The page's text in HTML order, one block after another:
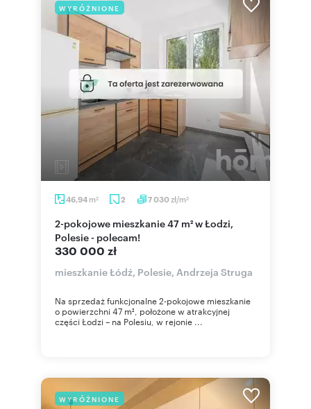
WYRÓŻNIONE
46,94 m2 2 7 030zł/m2
2-pokojowe mieszkanie 47 m² w Łodzi,
Polesie - polecam!
330 000 zł
mieszkanie Łódź, Polesie, Andrzeja Struga
Na sprzedaż funkcjonalne 2-pokojowe mieszkanie
o powierzchni 47 m², położone w atrakcyjnej
części Łodzi – na Polesiu, w rejonie ...
WYRÓŻNIONE